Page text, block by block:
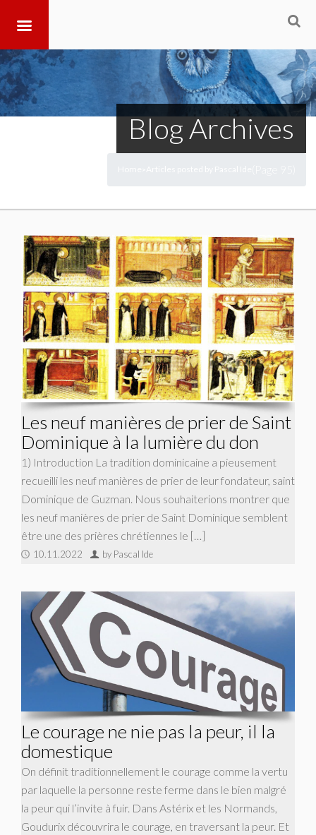
Blog Archives
Les neuf manières de prier de Saint
Dominique à la lumière du don
1) Introduction La tradition dominicaine a pieusement
recueilli les neuf manières de prier de leur fondateur, saint
Dominique de Guzman. Nous souhaiterions montrer que
les neuf manières de prier de Saint Dominique semblent
être une des prières chrétiennes le […]
10.11.2022 by Pascal Ide
Le courage ne nie pas la peur, il la
domestique
On définit traditionnellement le courage comme la vertu
par laquelle la personne reste ferme dans le bien malgré
la peur qui l’invite à fuir. Dans Astérix et les Normands,
Goudurix découvrira le courage, en traversant la peur. Et